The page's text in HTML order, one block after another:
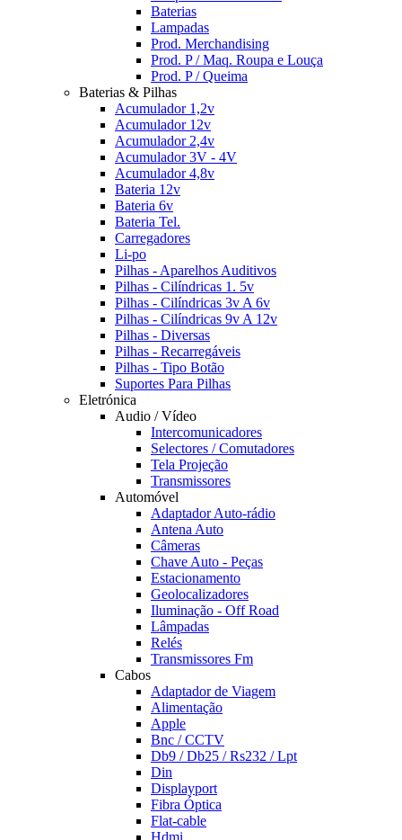
Baterias
Lampadas
Prod. Merchandising
Prod. P / Maq. Roupa e Louça
Prod. P / Queima
Baterias & Pilhas
Acumulador 1,2v
Acumulador 12v
Acumulador 2,4v
Acumulador 3V - 4V
Acumulador 4,8v
Bateria 12v
Bateria 6v
Bateria Tel.
Carregadores
Li-po
Pilhas - Aparelhos Auditivos
Pilhas - Cilíndricas 1. 5v
Pilhas - Cilíndricas 3v A 6v
Pilhas - Cilíndricas 9v A 12v
Pilhas - Diversas
Pilhas - Recarregáveis
Pilhas - Tipo Botão
Suportes Para Pilhas
Eletrónica
Audio / Vídeo
Intercomunicadores
Selectores / Comutadores
Tela Projeção
Transmissores
Automóvel
Adaptador Auto-rádio
Antena Auto
Câmeras
Chave Auto - Peças
Estacionamento
Geolocalizadores
Iluminação - Off Road
Lâmpadas
Relés
Transmissores Fm
Cabos
Adaptador de Viagem
Alimentação
Apple
Bnc / CCTV
Db9 / Db25 / Rs232 / Lpt
Din
Displayport
Fibra Óptica
Flat-cable
Hdmi